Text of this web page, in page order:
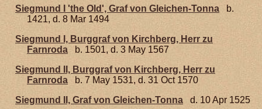
Siegmund I 'the Old', Graf von Gleichen-Tonna
b.
1421, d. 8 Mar 1494
Siegmund I, Burggraf von Kirchberg, Herr zu
Farnroda
b. 1501, d. 3 May 1567
Siegmund II, Burggraf von Kirchberg, Herr zu
Farnroda
b. 7 May 1531, d. 31 Oct 1570
Siegmund II, Graf von Gleichen-Tonna
d. 10 Apr 1525